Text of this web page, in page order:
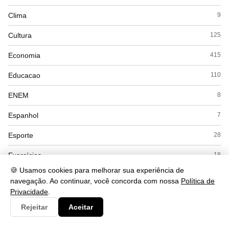
🍪 Usamos cookies para melhorar sua experiência de
navegação. Ao continuar, você concorda com nossa Política de
Privacidade
Rejeitar
Aceitar
Clima 9
Cultura 125
Economia 415
Educacao 110
ENEM 8
Espanhol 7
Esporte 28
Exercícios 18
Filosofia
Física
Geografia